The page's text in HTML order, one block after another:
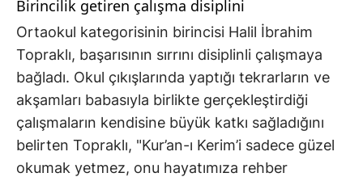
Birincilik getiren çalışma disiplini
Ortaokul kategorisinin birincisi Halil İbrahim
Topraklı, başarısının sırrını disiplinli çalışmaya
bağladı. Okul çıkışlarında yaptığı tekrarların ve
akşamları babasıyla birlikte gerçekleştirdiği
çalışmaların kendisine büyük katkı sağladığını
belirten Topraklı, "Kur’an-ı Kerim’i sadece güzel
okumak yetmez, onu hayatımıza rehber